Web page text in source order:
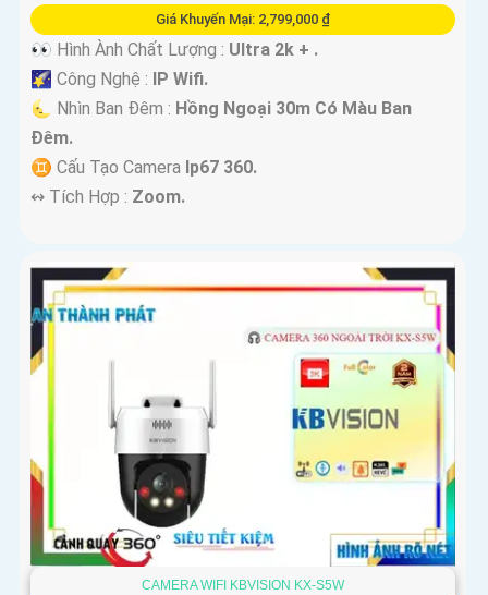
Giá Khuyến Mại: 2,799,000 ₫
️
👀 Hình Ành Chất Lượng : Ultra 2k + .
🌠 Công Nghệ : IP Wifi.
🌜 Nhìn Ban Đêm : Hồng Ngoại 30m Có Màu Ban
Ðêm.
♊ Cấu Tạo Camera Ip67 360.
️↭ Tích Hợp : Zoom.
CAMERA WIFI KBVISION KX-S5W